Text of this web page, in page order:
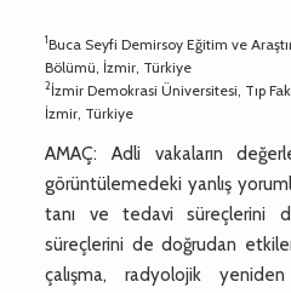
1Buca Seyfi Demirsoy Eğitim ve
Bölümü, İzmir, Türkiye
2İzmir Demokrasi Üniversitesi, Tıp
İzmir, Türkiye
AMAÇ: Adli vakaların
görüntülemedeki yanlış
tanı ve tedavi süreçlerini
süreçlerini de doğrudan
çalışma, radyolojik